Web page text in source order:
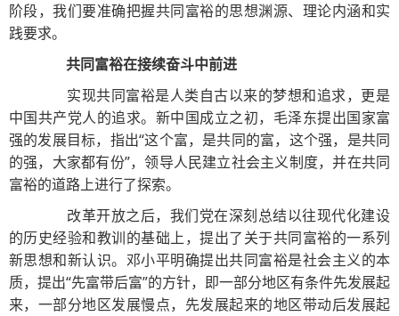
阶段，我们要准确把握共同富裕的思想渊源、理论内涵和实
践要求。
共同富裕在接续奋斗中前进
实现共同富裕是人类自古以来的梦想和追求，更是
中国共产党人的追求。新中国成立之初，毛泽东提出国家富
强的发展目标，指出“这个富，是共同的富，这个强，是共同
的强，大家都有份”，领导人民建立社会主义制度，并在共同
富裕的道路上进行了探索。
改革开放之后，我们党在深刻总结以往现代化建设
的历史经验和教训的基础上，提出了关于共同富裕的一系列
新思想和新认识。邓小平明确提出共同富裕是社会主义的本
质，提出“先富带后富”的方针，即一部分地区有条件先发展起
来，一部分地区发展慢点，先发展起来的地区带动后发展起